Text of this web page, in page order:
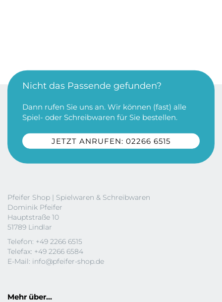
Nicht das Passende gefunden?
Dann rufen Sie uns an. Wir können (fast) alle
Spiel- oder Schreibwaren für Sie bestellen.
JETZT ANRUFEN: 02266 6515
Pfeifer Shop | Spielwaren & Schreibwaren
Dominik Pfeifer
Hauptstraße 10
51789 Lindlar
Telefon: +49 2266 6515
Telefax: +49 2266 6584
E-Mail: info@pfeifer-shop.de
Mehr über...